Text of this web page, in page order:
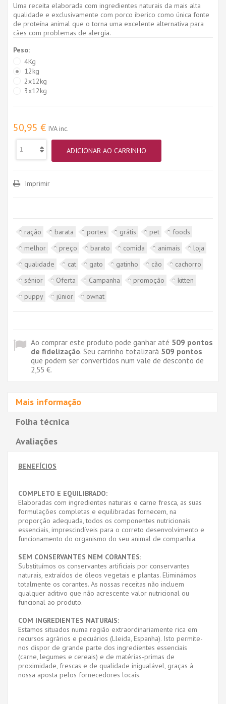
Uma receita elaborada com ingredientes naturais da mais alta
qualidade e exclusivamente com porco iberico como única fonte
de proteína animal que o torna uma excelente alternativa para
cães com problemas de alergia.
Peso:
4Kg
12kg
2x12kg
3x12kg
50,95 € IVA inc.
ADICIONAR AO CARRINHO
Imprimir
ração barata portes grátis pet
foods
melhor
preço barato comida animais
loja
qualidade
cat gato gatinho cão
cachorro
sénior
Oferta Campanha promoção
kitten
puppy
júnior ownat
Ao comprar este produto pode ganhar até 509 pontos
de fidelização. Seu carrinho totalizará 509 pontos
que podem ser convertidos num vale de desconto de
2,55 €.
Mais informação
Folha técnica
Avaliações
BENEFÍCIOS
COMPLETO E EQUILIBRADO:
Elaboradas com ingredientes naturais e carne fresca, as suas
formulações completas e equilibradas fornecem, na
proporção adequada, todos os componentes nutricionais
essenciais, imprescindíveis para o correto desenvolvimento e
funcionamento do organismo do seu animal de companhia.
SEM CONSERVANTES NEM CORANTES:
Substituímos os conservantes artificiais por conservantes
naturais, extraídos de óleos vegetais e plantas. Eliminámos
totalmente os corantes. As nossas receitas não incluem
qualquer aditivo que não acrescente valor nutricional ou
funcional ao produto.
COM INGREDIENTES NATURAIS:
Estamos situados numa região extraordinariamente rica em
recursos agrários e pecuários (Lleida, Espanha). Isto permite-
nos dispor de grande parte dos ingredientes essenciais
(carne, legumes e cereais) e de matérias-primas de
proximidade, frescas e de qualidade inigualável, graças à
nossa aposta pelos fornecedores locais.